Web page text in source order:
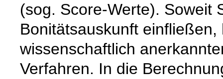
(sog. Score-Werte). Soweit
Bonitätsauskunft
wissenschaftlich
Verfahren. In die